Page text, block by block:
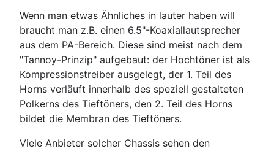
Wenn man etwas Ähnliches in lauter haben will
braucht man z.B. einen 6.5"-Koaxiallautsprecher
aus dem PA-Bereich. Diese sind meist nach dem
"Tannoy-Prinzip" aufgebaut: der Hochtöner ist als
Kompressionstreiber ausgelegt, der 1. Teil des
Horns verläuft innerhalb des speziell gestalteten
Polkerns des Tieftöners, den 2. Teil des Horns
bildet die Membran des Tieftöners.
Viele Anbieter solcher Chassis sehen den